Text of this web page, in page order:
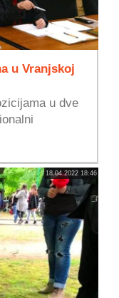
u Vranjskoj
u dve
18.04.2022 18:46